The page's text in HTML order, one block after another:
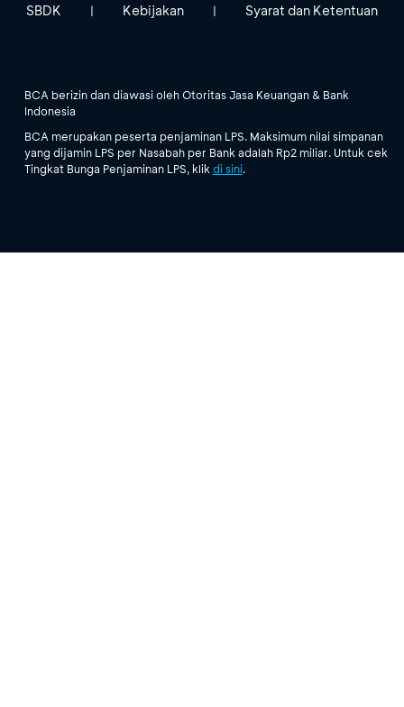
SBDK | Kebijakan | Syarat dan Ketentuan
BCA berizin dan diawasi oleh Otoritas Jasa Keuangan & Bank
Indonesia
BCA merupakan peserta penjaminan LPS. Maksimum nilai simpanan
yang dijamin LPS per Nasabah per Bank adalah Rp2 miliar. Untuk cek
Tingkat Bunga Penjaminan LPS, klik di sini.